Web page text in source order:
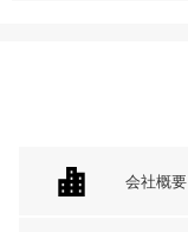
会社概要